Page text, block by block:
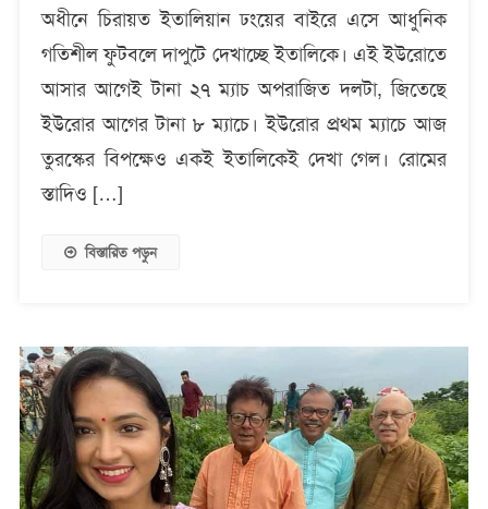
শুরু
ফেবারিটের
মতোই
অধীনে চিরায়ত ইতালিয়ান ঢংয়ের বাইরে এসে আধুনিক
গতিশীল ফুটবলে দাপুটে দেখাচ্ছে ইতালিকে। এই ইউরোতে
আসার আগেই টানা ২৭ ম্যাচ অপরাজিত দলটা, জিতেছে
ইউরোর আগের টানা ৮ ম্যাচে। ইউরোর প্রথম ম্যাচে আজ
তুরস্কের বিপক্ষেও একই ইতালিকেই দেখা গেল। রোমের
স্তাদিও […]
বিস্তারিত পড়ুন